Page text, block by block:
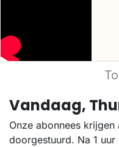
Vandaag,
Onze abonnees
doorgestuurd. Na 1